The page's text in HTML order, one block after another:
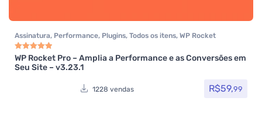
Assinatura, Performance, Plugins, Todos os itens, WP Rocket
Avaliação5.00 de 5
WP Rocket Pro – Amplia a Performance e as Conversões em
Seu Site – v3.23.1
1228 vendas R$59,99